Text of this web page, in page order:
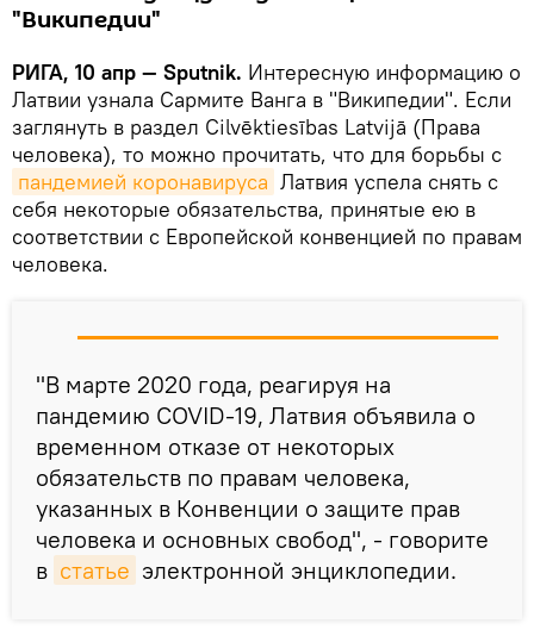
"Википедии"
РИГА, 10 апр — Sputnik. Интересную информацию о
Латвии узнала Сармите Ванга в "Википедии". Если
заглянуть в раздел Cilvēktiesības Latvijā (Права
человека), то можно прочитать, что для борьбы с
пандемией коронавируса Латвия успела снять с
себя некоторые обязательства, принятые ею в
соответствии с Европейской конвенцией по правам
человека.
"В марте 2020 года, реагируя на
пандемию COVID-19, Латвия объявила о
временном отказе от некоторых
обязательств по правам человека,
указанных в Конвенции о защите прав
человека и основных свобод", - говорите
в статье электронной энциклопедии.